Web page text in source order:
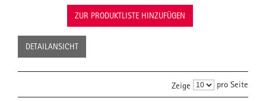
ZUR PRODUKTLISTE HINZUFÜGEN
DETAILANSICHT
Zeige pro Seite